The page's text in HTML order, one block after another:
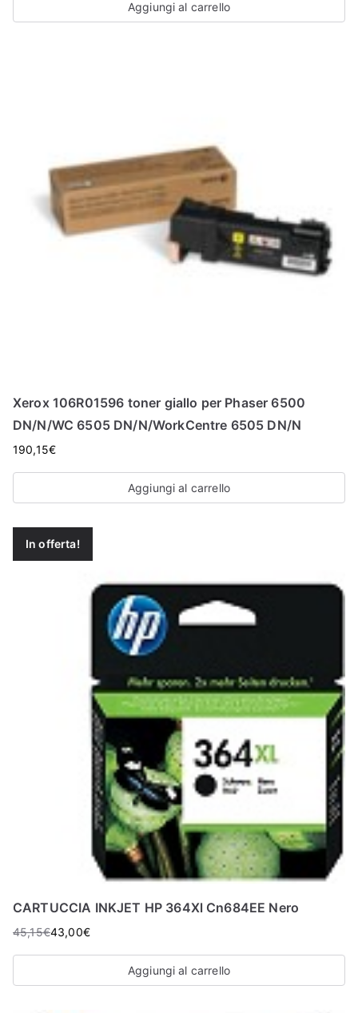
Aggiungi al carrello
Xerox 106R01596 toner giallo per Phaser 6500
DN/N/WC 6505 DN/N/WorkCentre 6505 DN/N
190,15€
Aggiungi al carrello
In offerta!
CARTUCCIA INKJET HP 364Xl Cn684EE Nero
45,15€43,00€
Aggiungi al carrello